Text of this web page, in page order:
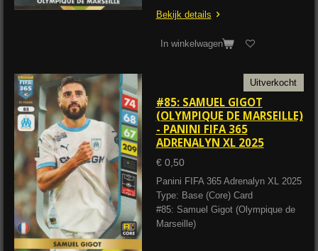
Bekijk details
In winkelwagen
Uitverkocht
#85: SAMUEL GIGOT
(OLYMPIQUE DE MARSEILLE)
- PANINI FIFA 365
ADRENALYN XL 2025
€ 0,50
Panini FIFA 365 Adrenalyn XL 2025
Type: Base (Core) Card
#85: Samuel Gigot (Olympique de
Marseille)